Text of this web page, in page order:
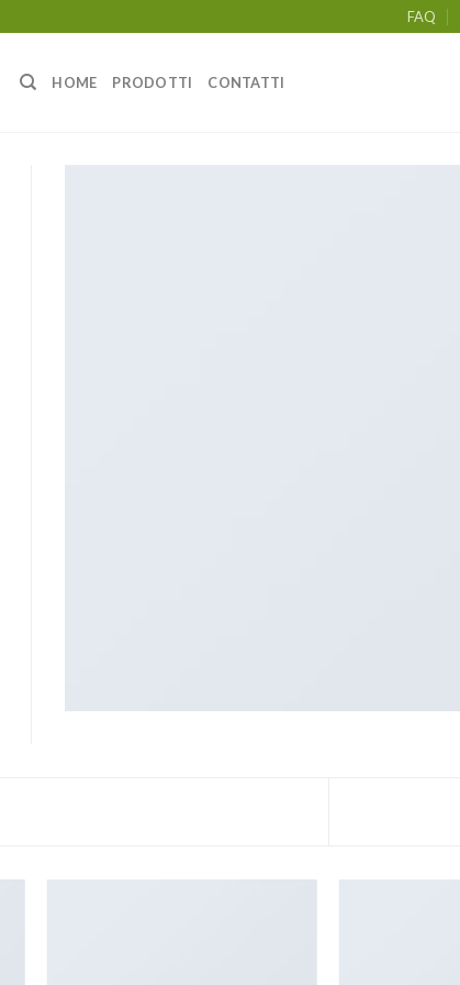
FAQ
HOME PRODOTTI CONTATTI